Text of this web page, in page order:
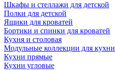
Шкафы и стеллажи для детской
Полки для детской
Ящики для кроватей
Бортики и спинки для кроватей
Кухня и столовая
Модульные коллекции для кухни
Кухни прямые
Кухни угловые